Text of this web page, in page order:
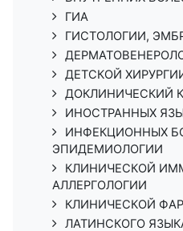
ГИА
ГИСТОЛОГИИ,
ДЕТСКОЙ
ДОКЛИНИЧЕСКИЙ
ИНОСТРАННЫХ
ИНФЕКЦИОННЫХ
ЭПИДЕМИОЛОГИИ
КЛИНИЧЕСКОЙ
АЛЛЕРГОЛОГИИ
КЛИНИЧЕСКОЙ
ЛАТИНСКОГО